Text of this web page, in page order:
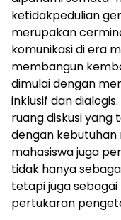
ketidakpedulian
merupakan
komunikasi di era
membangun
dimulai dengan
inklusif dan
ruang diskusi yang
dengan kebutuhan
mahasiswa juga
tidak hanya
tetapi juga
pertukaran